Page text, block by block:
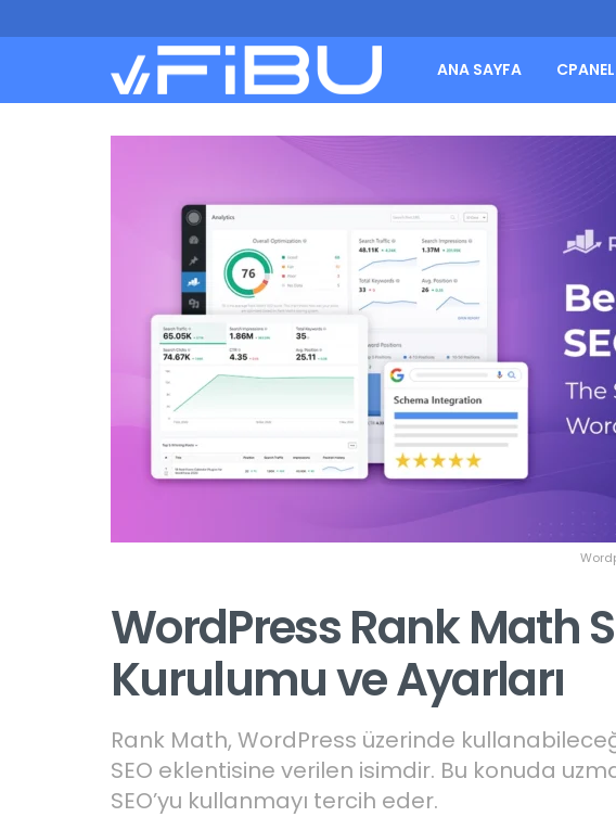
ANA SAYFA CPANEL
WordPress Rank Math
Kurulumu ve Ayarları
Rank Math, WordPress üzerinde
SEO eklentisine verilen isimdir. Bu konuda
SEO’yu kullanmayı tercih eder.